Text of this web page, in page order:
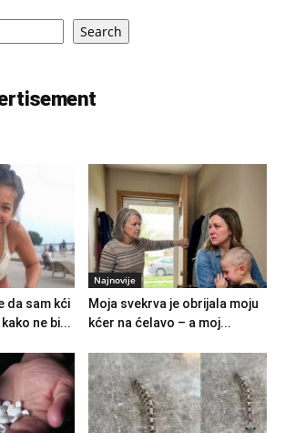
Search
da sam kći
ne bi...
Najnovije
Moja svekrva je obrijala moju
kćer na ćelavo – a moj...